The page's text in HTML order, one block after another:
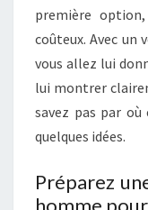
première
coûteux. Avec un
vous allez lui
lui montrer
savez pas par où
quelques idées.
Préparez
homme